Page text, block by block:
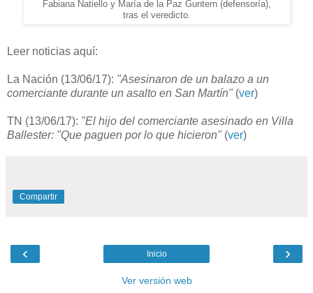
Fabiana Natiello y María de la Paz Guntern (defensoría),
tras el veredicto.
Leer noticias aquí:
La Nación (13/06/17): "Asesinaron de un balazo a un
comerciante durante un asalto en San Martín" (ver)
TN (13/06/17): "El hijo del comerciante asesinado en Villa
Ballester: "Que paguen por lo que hicieron" (ver)
Compartir
‹ ›
Inicio
Ver versión web